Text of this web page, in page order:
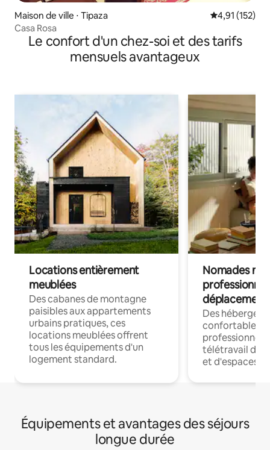
Maison de ville ⋅ Tipaza Évaluation
4,91 (152)
Casa Rosa
Le confort d'un chez-soi et des tarifs
mensuels avantageux
Locations entièrement
meublées
Des cabanes de montagne
paisibles aux appartements
urbains pratiques, ces
locations meublées offrent
tous les équipements d'un
logement standard.
Nomades
déplacement
Des
confortables
professionnels
télétravail
et d'espaces
Équipements et avantages des séjours
longue durée